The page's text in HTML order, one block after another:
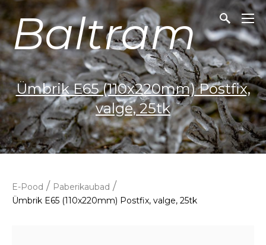
Baltram
Ümbrik E65 (110x220mm) Postfix,
valge, 25tk
E-Pood / Paberikaubad /
Ümbrik E65 (110x220mm) Postfix, valge, 25tk